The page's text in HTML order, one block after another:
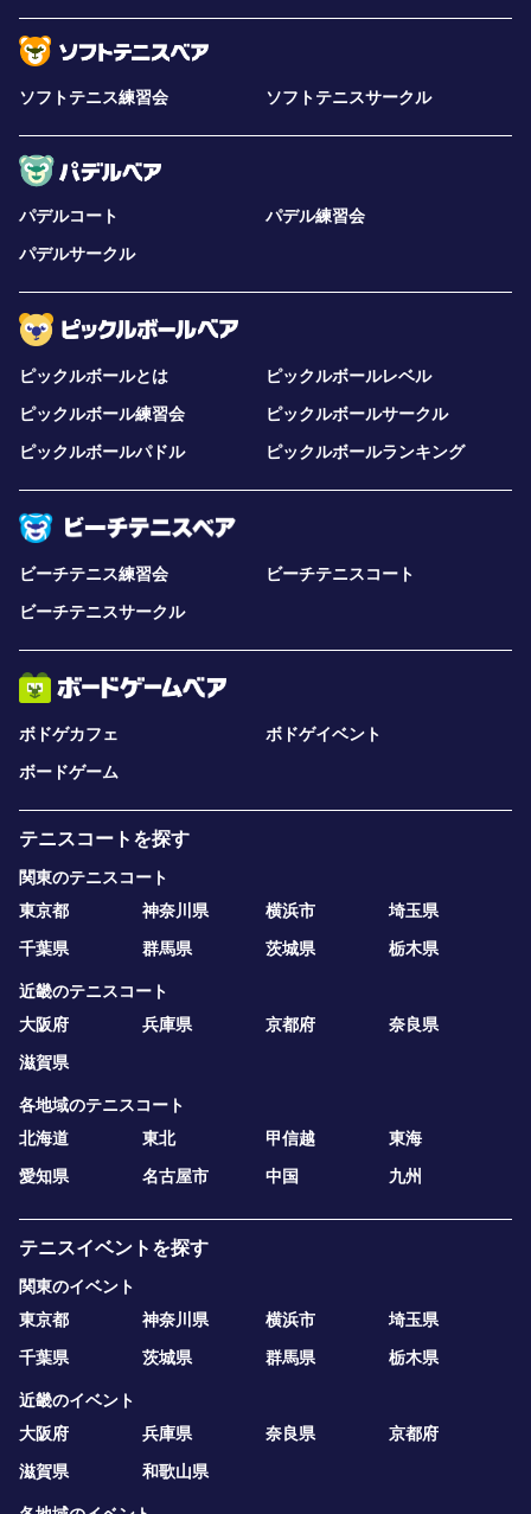
ソフトテニス練習会 ソフトテニスサークル
パデルコート
パデル練習会
パデルサークル
ピックルボールとは
ピックルボールレベル
ピックルボール練習会
ピックルボールサークル
ピックルボールパドル
ピックルボールランキング
ビーチテニス練習会
ビーチテニスコート
ビーチテニスサークル
ボドゲカフェ
ボドゲイベント
ボードゲーム
テニスコートを探す
関東のテニスコート
東京都
神奈川県 横浜市
埼玉県
千葉県
群馬県 茨城県 栃木県
近畿のテニスコート
大阪府
兵庫県 京都府
奈良県
滋賀県
各地域のテニスコート
北海道
東北 甲信越
東海
愛知県
名古屋市 中国 九州
テニスイベントを探す
関東のイベント
東京都
神奈川県 横浜市
埼玉県
千葉県
茨城県 群馬県 栃木県
近畿のイベント
大阪府
兵庫県 奈良県
京都府
滋賀県
和歌山県